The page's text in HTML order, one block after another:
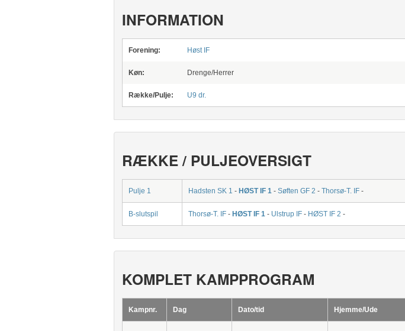
INFORMATION
Forening: Høst IF
Køn: Drenge/Herrer
Række/Pulje: U9 dr.
RÆKKE / PULJEOVERSIGT
Pulje 1 Hadsten SK 1 - HØST IF 1 - Søften GF 2 - Thorsø-T. IF-
B-slutspil Thorsø-T. IF- HØST IF 1 - Ulstrup IF- HØST IF 2 -
KOMPLET KAMPPROGRAM
Kampnr. Dag Dato/tid Hjemme/Ude